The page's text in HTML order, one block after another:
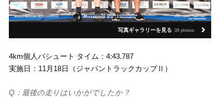
写真ギャラリーを見る 39 photos
4km個人パシュート タイム：4:43.787
実施日：11月18日（ジャパントラックカップⅡ）
Q：最後の走りはいかがでしたか？